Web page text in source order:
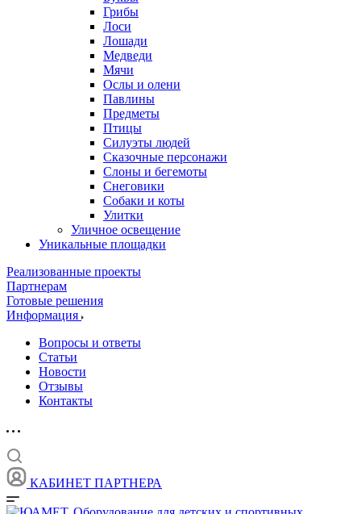
Грибы
Лоси
Лошади
Медведи
Мячи
Ослы и олени
Павлины
Предметы
Птицы
Силуэты людей
Сказочные персонажи
Слоны и бегемоты
Снеговики
Собаки и коты
Улитки
Уличное освещение
Уникальные площадки
Реализованные проекты
Партнерам
Готовые решения
Информация
Вопросы и ответы
Статьи
Новости
Отзывы
Контакты
КАБИНЕТ ПАРТНЕРА